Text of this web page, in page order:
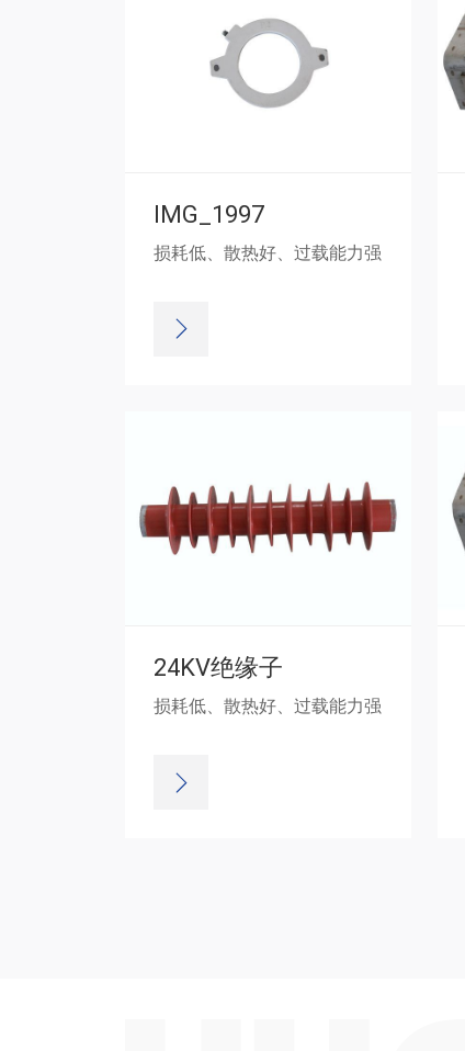
IMG_1997
损耗低、散热好、过载能力强
24KV绝缘子
损耗低、散热好、过载能力强